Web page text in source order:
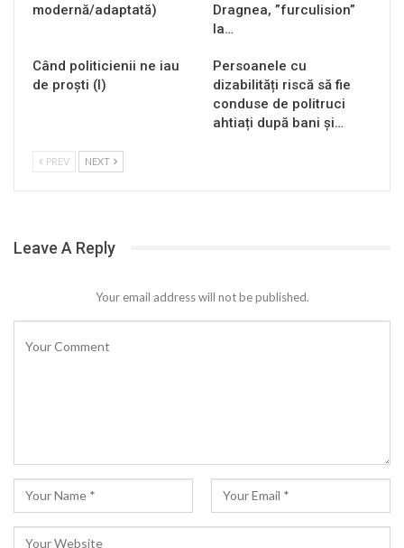
modernă/adaptată)
Dragnea, ”furculision”
la…
Când politicienii ne iau
de proști (I)
Persoanele cu
dizabilități riscă să fie
conduse de politruci
ahtiați după bani și…
PREV NEXT
Leave A Reply
Your email address will not be published.